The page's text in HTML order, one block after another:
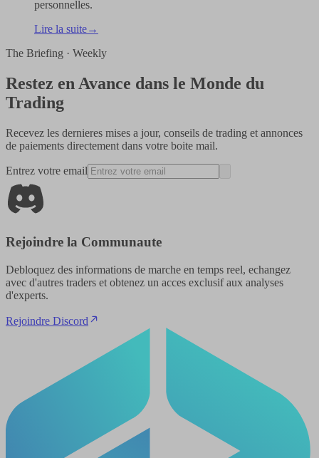
personnelles.
Lire la suite→
The Briefing · Weekly
Restez en Avance dans le Monde du
Trading
Recevez les dernieres mises a jour, conseils de trading et annonces
de paiements directement dans votre boite mail.
Entrez votre email
Rejoindre la Communaute
Debloquez des informations de marche en temps reel, echangez
avec d'autres traders et obtenez un acces exclusif aux analyses
d'experts.
Rejoindre Discord